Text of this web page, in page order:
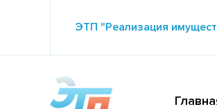
ЭТП "Реализация